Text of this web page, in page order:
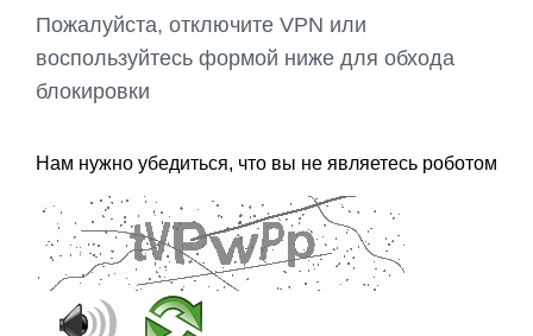
Пожалуйста, отключите VPN или
воспользуйтесь формой ниже для обхода
блокировки
Нам нужно убедиться, что вы не являетесь роботом